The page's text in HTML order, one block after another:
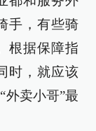
手，有些骑
根据保障指
时，就应该
外卖小哥”最